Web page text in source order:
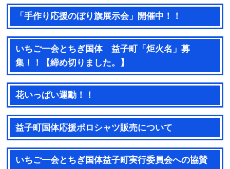
「手作り応援のぼり旗展示会」開催中！！
いちご一会とちぎ国体 益子町「炬火名」募
集！！【締め切りました。】
花いっぱい運動！！
益子町国体応援ポロシャツ販売について
いちご一会とちぎ国体益子町実行委員会への協賛